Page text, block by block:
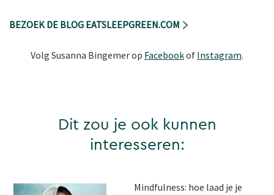
BEZOEK DE BLOG EATSLEEPGREEN.COM
Volg Susanna Bingemer op Facebookof Instagram.
Dit zou je ook kunnen
interesseren:
Mindfulness: hoe laad je je